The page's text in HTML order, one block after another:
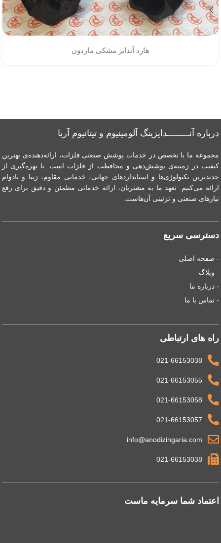
هارد آندایز مشکی ماردون
درباره آنـــــــــدایزینگ آلومینیوم و تیتانیوم آریا
مجموعه ما با تخصص در خدمات پوشش صنعتی فلزات، ارائه‌دهنده‌ی بهترین
کیفیت در زمینه‌ی پوشش‌دهی و محافظت از فلزات است. با بهره‌گیری از
جدیدترین تکنولوژی‌ها و استانداردهای جهانی، خدماتی مقاوم، زیبا و بادوام
ارائه می‌کنیم. تعهد ما به مشتریان، ارائه خدماتی مطمئن و دقیق برای رفع
نیازهای صنعتی و تزئینی آن‌هاست.
دسترسی سریع
- صفحه اصلی
- وبلاگ
- درباره ما
- تماس با ما
راه های ارتباطی
021-66153038
021-66153055
021-66153058
021-66153057
info@anodizingaria.com
021-66153038
اعتماد شما سرمایه ماست